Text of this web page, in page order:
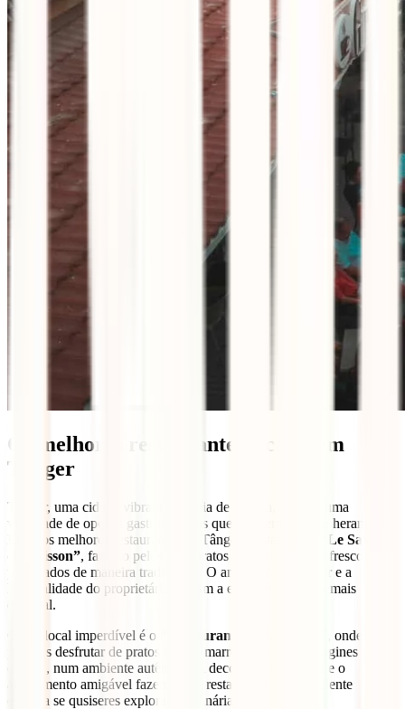
Os melhores restaurantes e cafés em
Tânger
Tânger, uma cidade vibrante e cheia de cultura, oferece uma
variedade de opções gastronómicas que refletem sua rica herança.
Entre os melhores restaurantes de Tânger, destaca-se o
“Le Saveur
du Poisson”, famoso pelos seus pratos de frutos do mar frescos
preparados de maneira tradicional. O ambiente acolhedor e a
hospitalidade do proprietário tornam a experiência ainda mais
especial.
Outro local imperdível é o
“Restaurant Al Maimouni”
, onde
poderás desfrutar de pratos típicos marroquinos, como tagines e
cuscuz, num ambiente autêntico. A decoração charmosa e o
atendimento amigável fazem deste restaurante uma excelente
escolha se qusiseres explorar a culinária local.